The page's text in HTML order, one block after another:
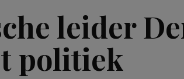
leider
politiek